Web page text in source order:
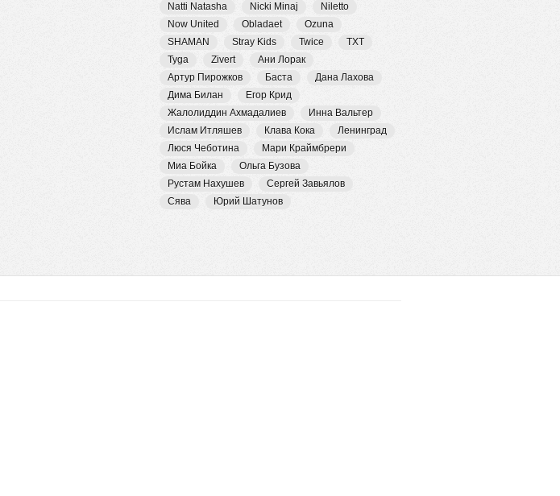
Natti Natasha
Nicki Minaj
Niletto
Now United
Obladaet
Ozuna
SHAMAN
Stray Kids Twice
TXT
Tyga
Zivert
Ани Лорак
Артур Пирожков
Баста
Дана Лахова
Дима Билан
Егор Крид
Жалолиддин Ахмадалиев
Инна Вальтер
Ислам Итляшев
Клава Кока
Ленинград
Люся Чеботина
Мари Краймбрери
Миа Бойка
Ольга Бузова
Рустам Нахушев
Сергей Завьялов
Сява
Юрий Шатунов